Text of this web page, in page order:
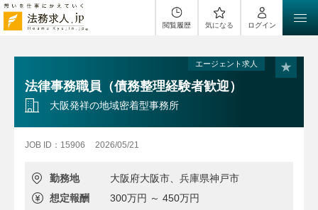
閲覧履歴 気になる ログイン
エージェント求人
法律事務職員（債務整理経験者歓迎）
大阪発祥の地域密着型事務所
JOB ID：15906 2026/05/21
勤務地
大阪府大阪市、兵庫県神戸市
想定報酬
300万円 ～ 450万円